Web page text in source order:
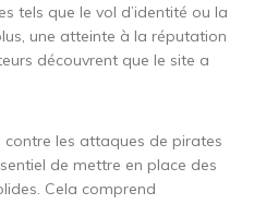
tels que le vol d’identité ou la
une atteinte à la réputation
découvrent que le site a
contre les attaques de pirates
de mettre en place des
Cela comprend